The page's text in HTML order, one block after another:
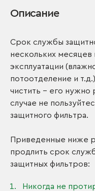
Описание
Срок службы
нескольких месяцев
эксплуатации
потоотделение и
чистить – его нужно
случае не
защитного фильтра.
Приведенные ниже
продлить срок
защитных фильтров:
Никогда не